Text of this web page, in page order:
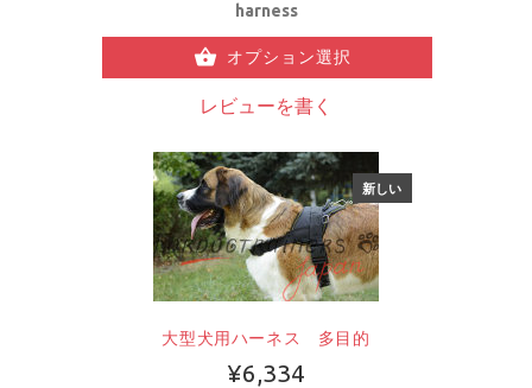
harness
オプション選択
レビューを書く
新しい
大型犬用ハーネス 多目的
¥6,334